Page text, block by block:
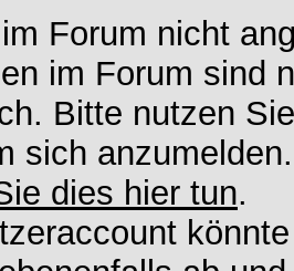
Forum nicht
im Forum sind
Bitte nutzen
sich
dies hier tun.